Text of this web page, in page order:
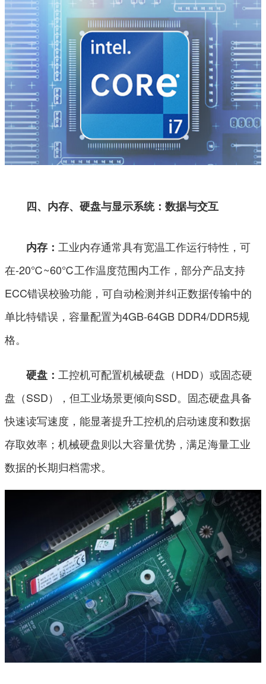
四、内存、硬盘与显示系统：数据与交互
内存：工业内存通常具有宽温工作运行特性，可
在-20℃~60℃工作温度范围内工作，部分产品支持
ECC错误校验功能，可自动检测并纠正数据传输中的
单比特错误，容量配置为4GB-64GB DDR4/DDR5规
格。
硬盘：工控机可配置机械硬盘（HDD）或固态硬
盘（SSD），但工业场景更倾向SSD。固态硬盘具备
快速读写速度，能显著提升工控机的启动速度和数据
存取效率；机械硬盘则以大容量优势，满足海量工业
数据的长期归档需求。